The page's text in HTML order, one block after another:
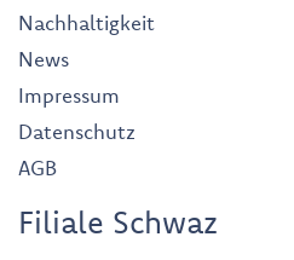
Nachhaltigkeit
News
Impressum
Datenschutz
AGB
Filiale Schwaz